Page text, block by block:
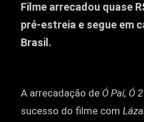
Filme arrecadou quase
pré-estreia e segue em
Brasil.
A arrecadação de Ó Paí, Ó 2
sucesso do filme com